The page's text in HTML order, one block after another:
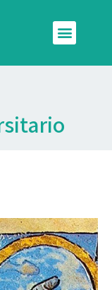
Menú